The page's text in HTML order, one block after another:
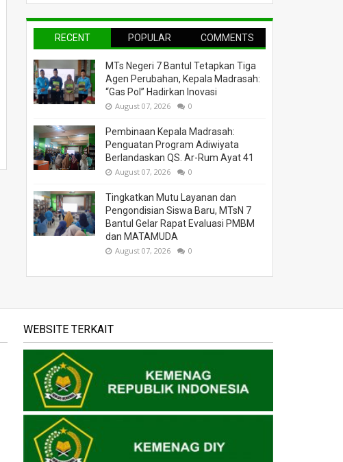
RECENT POPULAR COMMENTS
MTs Negeri 7 Bantul Tetapkan Tiga
Agen Perubahan, Kepala Madrasah:
“Gas Pol” Hadirkan Inovasi
August 07, 2026 0
Pembinaan Kepala Madrasah:
Penguatan Program Adiwiyata
Berlandaskan QS. Ar-Rum Ayat 41
August 07, 2026 0
Tingkatkan Mutu Layanan dan
Pengondisian Siswa Baru, MTsN 7
Bantul Gelar Rapat Evaluasi PMBM
dan MATAMUDA
August 07, 2026 0
WEBSITE TERKAIT